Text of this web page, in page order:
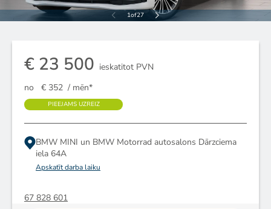
1of27
€ 23 500 ieskatitot PVN
no
€ 352 / mēn*
PIEEJAMS UZREIZ
BMW MINI un BMW Motorrad autosalons Dārzciema
iela 64A
Apskatīt darba laiku
67 828 601